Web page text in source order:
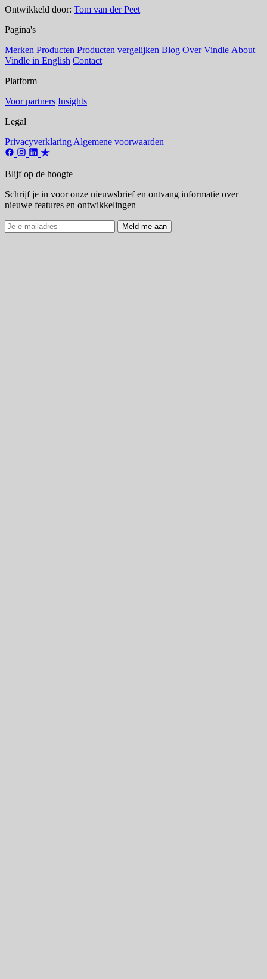
Ontwikkeld door: Tom van der Peet
Pagina's
Merken Producten Producten vergelijken Blog Over Vindle About
Vindle in English Contact
Platform
Voor partners Insights
Legal
Privacyverklaring Algemene voorwaarden
Blijf op de hoogte
Schrijf je in voor onze nieuwsbrief en ontvang informatie over
nieuwe features en ontwikkelingen
Meld me aan